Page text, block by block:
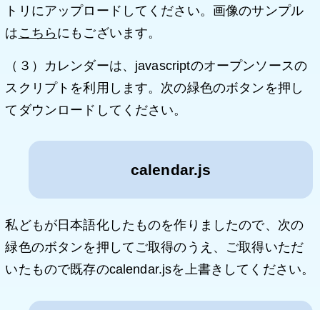
トリにアップロードしてください。画像のサンプル
は こちらにもございます。
（３）カレンダーは、javascriptのオープンソースの
スクリプトを利用します。次の緑色のボタンを押し
てダウンロードしてください。
calendar.js
私どもが日本語化したものを作りましたので、次の
緑色のボタンを押してご取得のうえ、ご取得いただ
いたもので既存のcalendar.jsを上書きしてください。